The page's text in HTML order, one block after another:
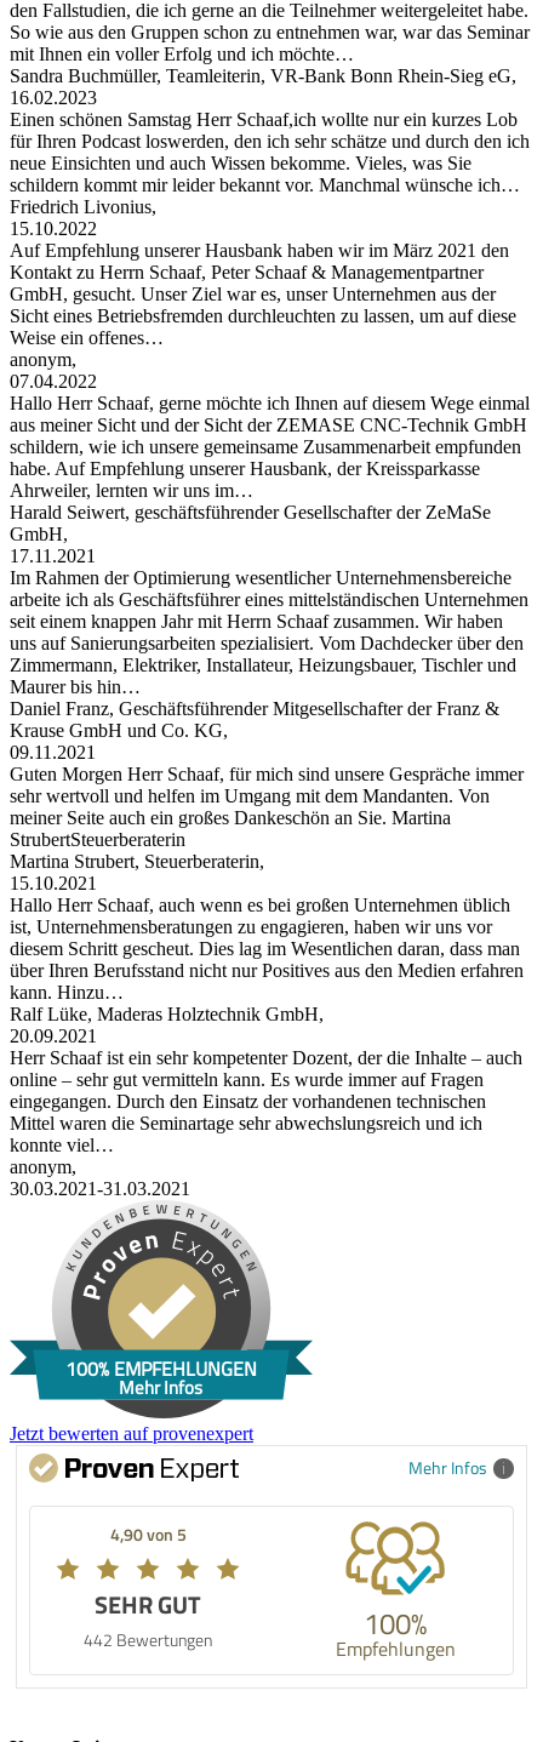
den Fallstudien, die ich gerne an die Teilnehmer weitergeleitet habe.
So wie aus den Gruppen schon zu entnehmen war, war das Seminar
mit Ihnen ein voller Erfolg und ich möchte…
Sandra Buchmüller, Teamleiterin, VR-Bank Bonn Rhein-Sieg eG,
16.02.2023
Einen schönen Samstag Herr Schaaf,ich wollte nur ein kurzes Lob
für Ihren Podcast loswerden, den ich sehr schätze und durch den ich
neue Einsichten und auch Wissen bekomme. Vieles, was Sie
schildern kommt mir leider bekannt vor. Manchmal wünsche ich…
Friedrich Livonius,
15.10.2022
Auf Empfehlung unserer Hausbank haben wir im März 2021 den
Kontakt zu Herrn Schaaf, Peter Schaaf & Managementpartner
GmbH, gesucht. Unser Ziel war es, unser Unternehmen aus der
Sicht eines Betriebsfremden durchleuchten zu lassen, um auf diese
Weise ein offenes…
anonym,
07.04.2022
Hallo Herr Schaaf, gerne möchte ich Ihnen auf diesem Wege einmal
aus meiner Sicht und der Sicht der ZEMASE CNC-Technik GmbH
schildern, wie ich unsere gemeinsame Zusammenarbeit empfunden
habe. Auf Empfehlung unserer Hausbank, der Kreissparkasse
Ahrweiler, lernten wir uns im…
Harald Seiwert, geschäftsführender Gesellschafter der ZeMaSe
GmbH,
17.11.2021
Im Rahmen der Optimierung wesentlicher Unternehmensbereiche
arbeite ich als Geschäftsführer eines mittelständischen Unternehmen
seit einem knappen Jahr mit Herrn Schaaf zusammen. Wir haben
uns auf Sanierungsarbeiten spezialisiert. Vom Dachdecker über den
Zimmermann, Elektriker, Installateur, Heizungsbauer, Tischler und
Maurer bis hin…
Daniel Franz, Geschäftsführender Mitgesellschafter der Franz &
Krause GmbH und Co. KG,
09.11.2021
Guten Morgen Herr Schaaf, für mich sind unsere Gespräche immer
sehr wertvoll und helfen im Umgang mit dem Mandanten. Von
meiner Seite auch ein großes Dankeschön an Sie. Martina
StrubertSteuerberaterin
Martina Strubert, Steuerberaterin,
15.10.2021
Hallo Herr Schaaf, auch wenn es bei großen Unternehmen üblich
ist, Unternehmensberatungen zu engagieren, haben wir uns vor
diesem Schritt gescheut. Dies lag im Wesentlichen daran, dass man
über Ihren Berufsstand nicht nur Positives aus den Medien erfahren
kann. Hinzu…
Ralf Lüke, Maderas Holztechnik GmbH,
20.09.2021
Herr Schaaf ist ein sehr kompetenter Dozent, der die Inhalte – auch
online – sehr gut vermitteln kann. Es wurde immer auf Fragen
eingegangen. Durch den Einsatz der vorhandenen technischen
Mittel waren die Seminartage sehr abwechslungsreich und ich
konnte viel…
anonym,
30.03.2021-31.03.2021
100% EMPFEHLUNGEN
Mehr Infos
Jetzt bewerten auf provenexpert
Mehr Infos
4,90 von 5
SEHR GUT
442 Bewertungen 100%
Empfehlungen